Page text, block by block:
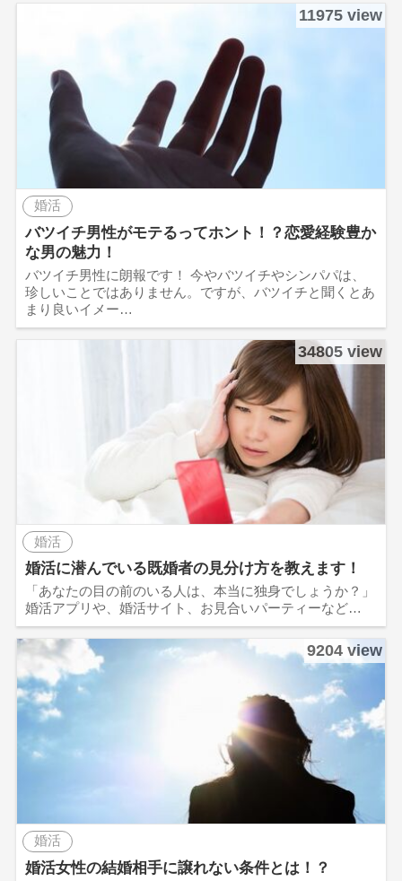
11975 view
婚活
バツイチ男性がモテるってホント！？恋愛経験豊か
な男の魅力！
バツイチ男性に朗報です！ 今やバツイチやシンパパは、
珍しいことではありません。ですが、バツイチと聞くとあ
まり良いイメー…
34805 view
婚活
婚活に潜んでいる既婚者の見分け方を教えます！
「あなたの目の前のいる人は、本当に独身でしょうか？」
婚活アプリや、婚活サイト、お見合いパーティーなど…
9204 view
婚活
婚活女性の結婚相手に譲れない条件とは！？